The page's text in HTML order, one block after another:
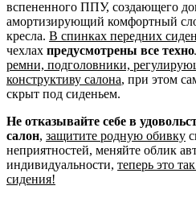
вспененного ППУ, создающего
амортизирующий комфортный
кресла. В спинках передних
чехлах предусмотрены все
ремни, подголовники,
конструктиву салона, при этом
скрыт под сиденьем.
Не отказывайте себе в
салон, защитите родную обивку
неприятностей, меняйте облик
индивидуальности, теперь это
сидения!